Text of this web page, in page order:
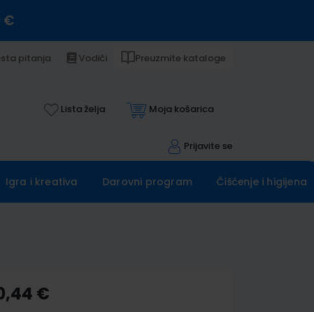
€
pitanja Vodiči Preuzmite kataloge
Lista želja Moja košarica
Prijavite se
Igra i kreativa Darovni program Čišćenje i higijena
€